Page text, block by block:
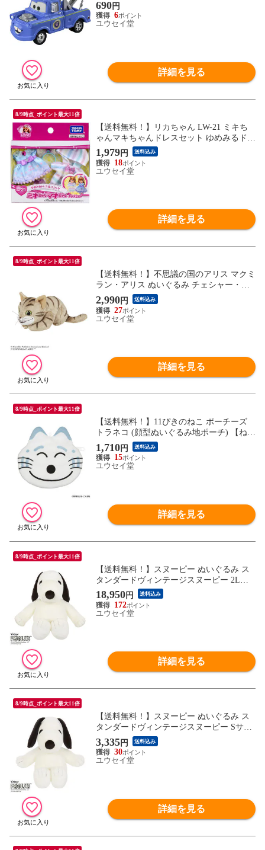
690円
6
ユウセイ堂
詳細を見る
8/9時点_ポイント最大11倍
【送料無料！】リカちゃん LW-21 ミキち
ゃんマキちゃんドレスセット ゆめみるドレ
ス＆パジャマ 【ドレスシリーズ 着せ替え
人形用洋服 タカラトミー】
1,979円 送料込み
18
ユウセイ堂
詳細を見る
8/9時点_ポイント最大11倍
【送料無料！】不思議の国のアリス マクミ
ラン・アリス ぬいぐるみ チェシャー・ネ
コ Sサイズ 【ヌイグルミ チェシャ猫 グッ
ズ 雑貨 玩具 ギフト プレゼント 挿絵 セキ
グチ】
2,990円 送料込み
27
ユウセイ堂
詳細を見る
8/9時点_ポイント最大11倍
【送料無料！】11ぴきのねこ ポーチーズ
トラネコ (顔型ぬいぐるみ地ポーチ) 【ねこ
猫 ぬいぐるみ小物入れ 小銭入れ お顔コイ
ンパース グッズ 雑貨 ギフト プレゼント】
1,710円 送料込み
15
ユウセイ堂
詳細を見る
8/9時点_ポイント最大11倍
【送料無料！】スヌーピー ぬいぐるみ ス
タンダードヴィンテージスヌーピー 2Lサ
イズ 【特大サイズ ビッグサイズ ヌイグル
ミ ピーナッツ SNOOPY PEANUTS セキグ
チ】
18,950円 送料込み
172
ユウセイ堂
詳細を見る
8/9時点_ポイント最大11倍
【送料無料！】スヌーピー ぬいぐるみ ス
タンダードヴィンテージスヌーピー Sサイ
ズ 【ヌイグルミ ピーナッツ SNOOPY PEA
NUTS セキグチ】
3,335円 送料込み
30
ユウセイ堂
詳細を見る